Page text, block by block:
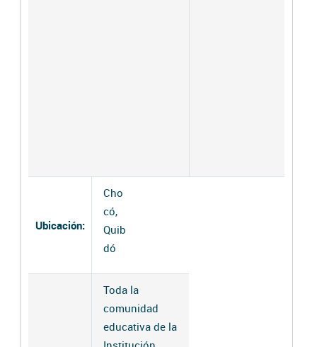
Ubicación:
Cho
có,
Quib
dó
Toda la
comunidad
educativa de la